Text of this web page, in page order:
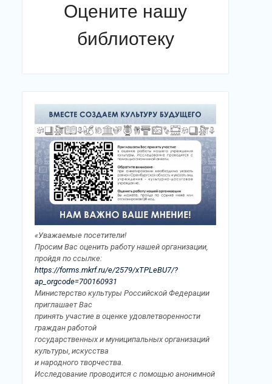
Оцените нашу
библиотеку
«Уважаемые посетители!
Просим Вас оценить работу нашей организации,
пройдя по ссылке:
https://forms.mkrf.ru/e/2579/xTPLeBU7/?
ap_orgcode=700160931
Министерство культуры Российской Федерации
приглашает Вас
принять участие в оценке удовлетворенности
граждан работой
государственных и муниципальных организаций
культуры, искусства
и народного творчества.
Исследование проводится с помощью анонимной